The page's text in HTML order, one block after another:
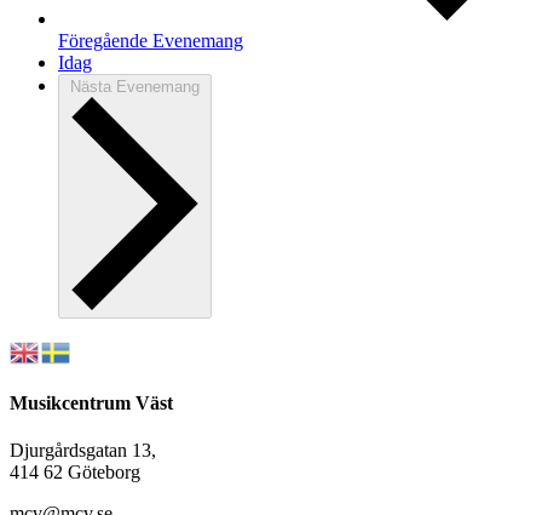
Föregående Evenemang
Idag
Nästa Evenemang
Musikcentrum Väst
Djurgårdsgatan 13,
414 62 Göteborg